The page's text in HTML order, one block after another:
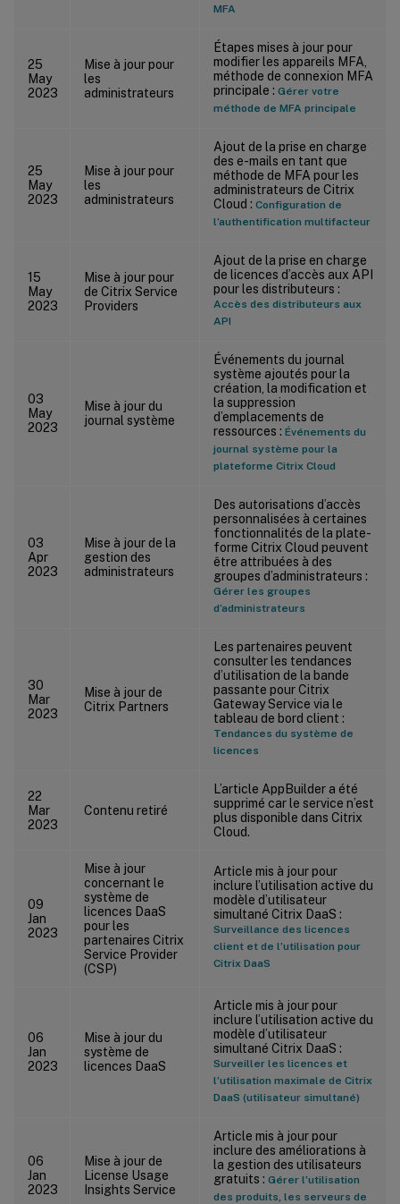
MFA
25
May
2023
Mise à jour pour
les
administrateurs
Étapes mises à jour pour
modifier les appareils MFA,
méthode de connexion MFA
principale : Gérer votre
méthode de MFA principale
25
May
2023
Mise à jour pour
les
administrateurs
Ajout de la prise en charge
des e-mails en tant que
méthode de MFA pour les
administrateurs de Citrix
Cloud : Configuration de
l’authentification multifacteur
15
May
2023
Mise à jour pour
de Citrix Service
Providers
Ajout de la prise en charge
de licences d’accès aux API
pour les distributeurs :
Accès des distributeurs aux
API
03
May
2023
Mise à jour du
journal système
Événements du journal
système ajoutés pour la
création, la modification et
la suppression
d’emplacements de
ressources : Événements du
journal système pour la
plateforme Citrix Cloud
03
Apr
2023
Mise à jour de la
gestion des
administrateurs
Des autorisations d’accès
personnalisées à certaines
fonctionnalités de la plate-
forme Citrix Cloud peuvent
être attribuées à des
groupes d’administrateurs :
Gérer les groupes
d’administrateurs
30
Mar
2023
Mise à jour de
Citrix Partners
Les partenaires peuvent
consulter les tendances
d’utilisation de la bande
passante pour Citrix
Gateway Service via le
tableau de bord client :
Tendances du système de
licences
22
Mar
2023
Contenu retiré
L’article AppBuilder a été
supprimé car le service n’est
plus disponible dans Citrix
Cloud.
09
Jan
2023
Mise à jour
concernant le
système de
licences DaaS
pour les
partenaires Citrix
Service Provider
(CSP)
Article mis à jour pour
inclure l’utilisation active du
modèle d’utilisateur
simultané Citrix DaaS :
Surveillance des licences
client et de l’utilisation pour
Citrix DaaS
06
Jan
2023
Mise à jour du
système de
licences DaaS
Article mis à jour pour
inclure l’utilisation active du
modèle d’utilisateur
simultané Citrix DaaS :
Surveiller les licences et
l’utilisation maximale de Citrix
DaaS (utilisateur simultané)
06
Jan
2023
Mise à jour de
License Usage
Insights Service
Article mis à jour pour
inclure des améliorations à
la gestion des utilisateurs
gratuits : Gérer l’utilisation
des produits, les serveurs de